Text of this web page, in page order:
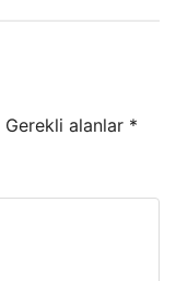
Gerekli alanlar *